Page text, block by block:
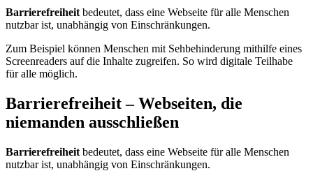
Barrierefreiheit bedeutet, dass eine Webseite für alle Menschen
nutzbar ist, unabhängig von Einschränkungen.
Zum Beispiel können Menschen mit Sehbehinderung mithilfe eines
Screenreaders auf die Inhalte zugreifen. So wird digitale Teilhabe
für alle möglich.
Barrierefreiheit – Webseiten, die
niemanden ausschließen
Barrierefreiheit bedeutet, dass eine Webseite für alle Menschen
nutzbar ist, unabhängig von Einschränkungen.